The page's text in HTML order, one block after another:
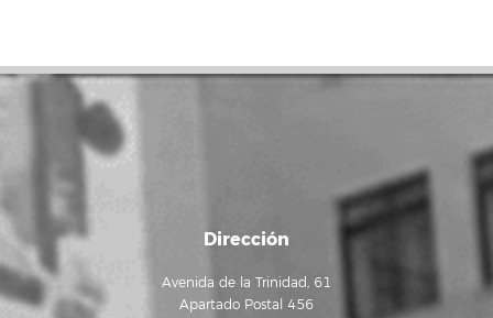
Dirección
Avenida de la Trinidad, 61
Apartado Postal 456